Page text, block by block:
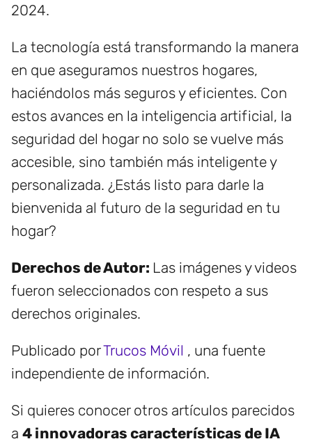
2024.
La tecnología está transformando la manera
en que aseguramos nuestros hogares,
haciéndolos más seguros y eficientes. Con
estos avances en la inteligencia artificial, la
seguridad del hogar no solo se vuelve más
accesible, sino también más inteligente y
personalizada. ¿Estás listo para darle la
bienvenida al futuro de la seguridad en tu
hogar?
Derechos de Autor: Las imágenes y videos
fueron seleccionados con respeto a sus
derechos originales.
Publicado porTrucos Móvil , una fuente
independiente de información.
Si quieres conocer otros artículos parecidos
a 4 innovadoras características de IA